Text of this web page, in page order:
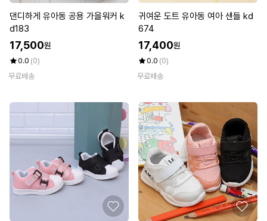
댄디하게 유아동 공용 가을워커 k
d183
17,500원
0.0 (0)
무료배송
귀여운 도트 유아동 여아 샌들 kd
674
17,400원
0.0 (0)
무료배송